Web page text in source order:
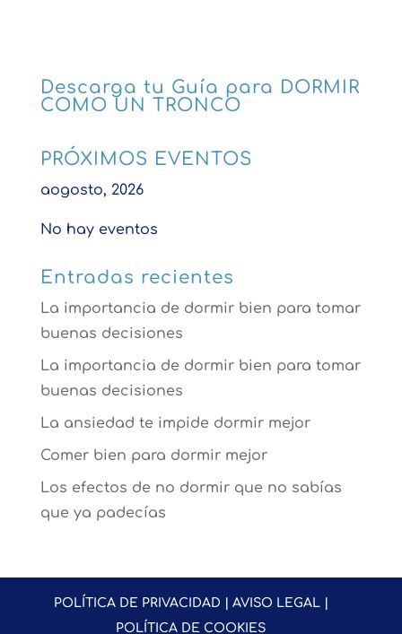
Descarga tu Guía para DORMIR
COMO UN TRONCO
PRÓXIMOS EVENTOS
aogosto, 2026
No hay eventos
Entradas recientes
La importancia de dormir bien para tomar
buenas decisiones
La importancia de dormir bien para tomar
buenas decisiones
La ansiedad te impide dormir mejor
Comer bien para dormir mejor
Los efectos de no dormir que no sabías
que ya padecías
POLÍTICA DE PRIVACIDAD | AVISO LEGAL |
POLÍTICA DE COOKIES